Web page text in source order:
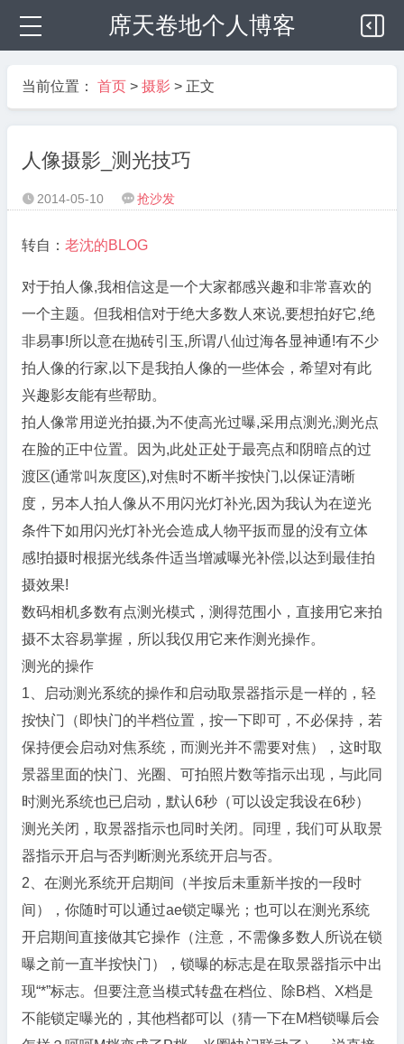
席天卷地个人博客
当前位置： 首页 > 摄影 > 正文
人像摄影_测光技巧
 2014-05-10  抢沙发
转自： 老沈的BLOG
对于拍人像,我相信这是一个大家都感兴趣和非常喜欢的
一个主题。但我相信对于绝大多数人來说,要想拍好它,绝
非易事!所以意在抛砖引玉,所谓八仙过海各显神通!有不少
拍人像的行家,以下是我拍人像的一些体会，希望对有此
兴趣影友能有些帮助。
拍人像常用逆光拍摄,为不使高光过曝,采用点测光,测光点
在脸的正中位置。因为,此处正处于最亮点和阴暗点的过
渡区(通常叫灰度区),对焦时不断半按快门,以保证清晰
度，另本人拍人像从不用闪光灯补光,因为我认为在逆光
条件下如用闪光灯补光会造成人物平扳而显的没有立体
感!拍摄时根据光线条件适当增减曝光补偿,以达到最佳拍
摄效果!
数码相机多数有点测光模式，测得范围小，直接用它来拍
摄不太容易掌握，所以我仅用它来作测光操作。
测光的操作
1、启动测光系统的操作和启动取景器指示是一样的，轻
按快门（即快门的半档位置，按一下即可，不必保持，若
保持便会启动对焦系统，而测光并不需要对焦），这时取
景器里面的快门、光圈、可拍照片数等指示出现，与此同
时测光系统也已启动，默认6秒（可以设定我设在6秒）
测光关闭，取景器指示也同时关闭。同理，我们可从取景
器指示开启与否判断测光系统开启与否。
2、在测光系统开启期间（半按后未重新半按的一段时
间），你随时可以通过ae锁定曝光；也可以在测光系统
开启期间直接做其它操作（注意，不需像多数人所说在锁
曝之前一直半按快门），锁曝的标志是在取景器指示中出
现“*”标志。但要注意当模式转盘在档位、除B档、X档是
不能锁定曝光的，其他档都可以（猜一下在M档锁曝后会